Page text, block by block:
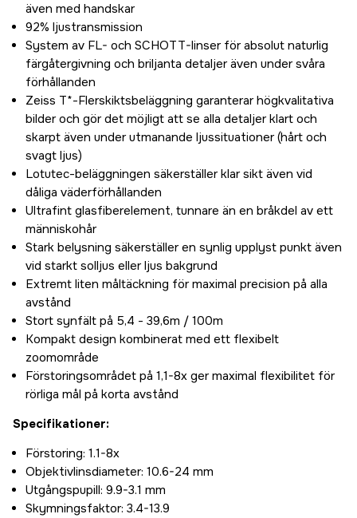
även med handskar
92% ljustransmission
System av FL- och SCHOTT-linser för absolut naturlig
färgåtergivning och briljanta detaljer även under svåra
förhållanden
Zeiss T*-Flerskiktsbeläggning garanterar högkvalitativa
bilder och gör det möjligt att se alla detaljer klart och
skarpt även under utmanande ljussituationer (hårt och
svagt ljus)
Lotutec-beläggningen säkerställer klar sikt även vid
dåliga väderförhållanden
Ultrafint glasfiberelement, tunnare än en bråkdel av ett
människohår
Stark belysning säkerställer en synlig upplyst punkt även
vid starkt solljus eller ljus bakgrund
Extremt liten måltäckning för maximal precision på alla
avstånd
Stort synfält på 5,4 - 39,6m / 100m
Kompakt design kombinerat med ett flexibelt
zoomområde
Förstoringsområdet på 1,1-8x ger maximal flexibilitet för
rörliga mål på korta avstånd
Specifikationer:
Förstoring: 1.1-8x
Objektivlinsdiameter: 10.6-24 mm
Utgångspupill: 9.9-3.1 mm
Skymningsfaktor: 3.4-13.9